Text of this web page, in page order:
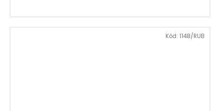
Kód: 1148/RUB